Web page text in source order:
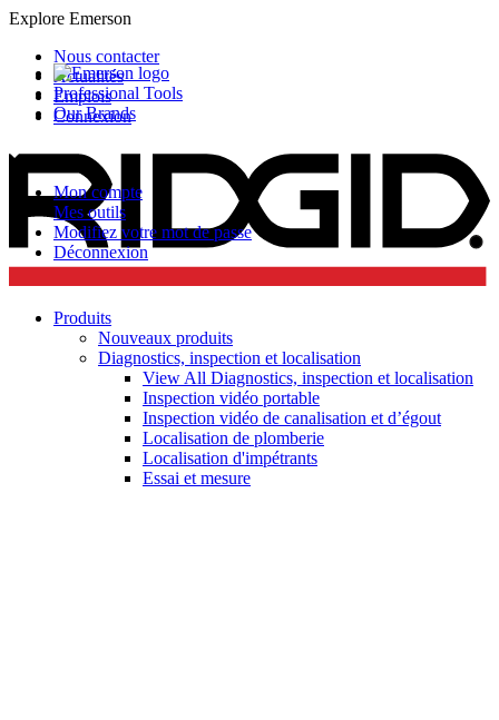
Explore Emerson
Professional Tools
Our Brands
Nous contacter
Actualités
Emplois
Connexion
Mon compte
Mes outils
Modifiez votre mot de passe
Déconnexion
Produits
Nouveaux produits
Diagnostics, inspection et localisation
View All Diagnostics, inspection et localisation
Inspection vidéo portable
Inspection vidéo de canalisation et d’égout
Localisation de plomberie
Localisation d'impétrants
Essai et mesure